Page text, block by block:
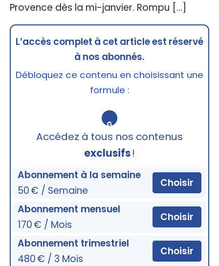
Provence dès la mi-janvier. Rompu […]
L’accès complet à cet article est réservé
à nos abonnés.
Débloquez ce contenu en choisissant une
formule :
🔒
Accédez à tous nos contenus
exclusifs!
Abonnement à la semaine
50 € / Semaine
Choisir
Abonnement mensuel
170 € / Mois
Choisir
Abonnement trimestriel
480 € / 3 Mois
Choisir